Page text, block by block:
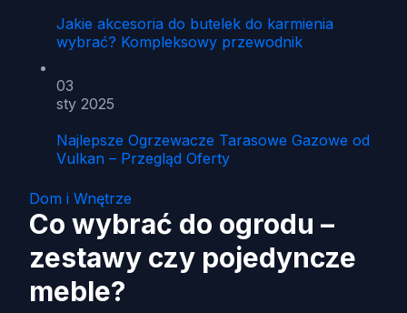
Jakie akcesoria do butelek do karmienia
wybrać? Kompleksowy przewodnik
03
sty 2025
Najlepsze Ogrzewacze Tarasowe Gazowe od
Vulkan – Przegląd Oferty
Dom i Wnętrze
Co wybrać do ogrodu –
zestawy czy pojedyncze
meble?